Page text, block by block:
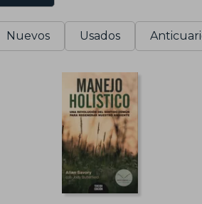
Nuevos Usados